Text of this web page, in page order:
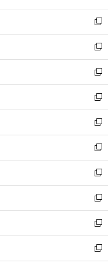
開
く
ウ
で
開
く
ン
ド
ウ
で
開
く
ウ
ィ
ン
ド
ウ
で
開
く
新
し
い
ウ
ィ
ン
ド
ウ
で
開
く
新
し
い
ウ
ィ
ン
ド
ウ
で
開
く
新
し
い
ウ
ィ
ン
ド
ウ
で
開
く
新
し
い
ウ
ィ
ン
ド
ウ
で
開
く
新
し
い
ウ
ィ
ン
ド
ウ
で
開
く
新
し
い
ウ
ィ
ン
ド
ウ
で
開
新
し
い
ウ
ィ
ン
ド
ウ
新
し
い
ウ
ィ
ン
新
し
い
ウ
新
し